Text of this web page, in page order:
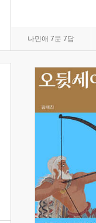
나민애 7문 7답